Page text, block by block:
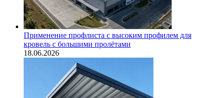
Применение профлиста с высоким профилем для
кровель с большими пролётами
18.06.2026